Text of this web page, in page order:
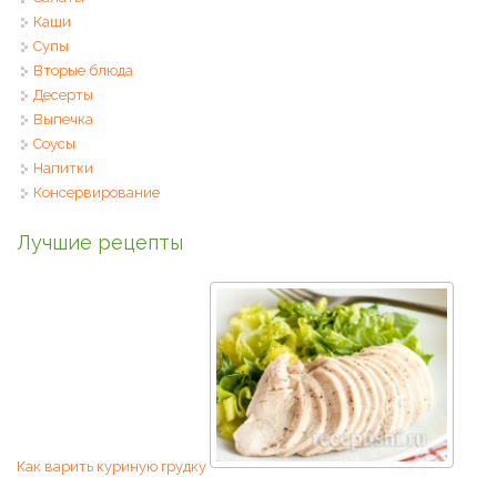
Каши
Супы
Вторые блюда
Десерты
Выпечка
Соусы
Напитки
Консервирование
Лучшие рецепты
Как варить куриную грудку